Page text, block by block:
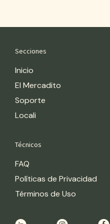
Secciones
Inicio
El Mercadito
Soporte
Locali
Técnicos
FAQ
Políticas de Privacidad
Términos de Uso